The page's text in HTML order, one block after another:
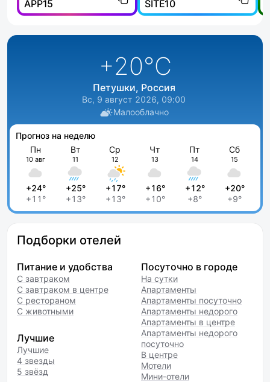
APP15 SITE10
+20°C
Петушки, Россия
Вс, 9 август 2026, 09:00
Малооблачно
Прогноз на неделю
Пн
10 авг
+24°
+11°
Вт
11
+25°
+13°
Ср
12
+17°
+13°
Чт
13
+16°
+10°
Пт
14
+12°
+8°
Сб
15
+20°
+9°
Подборки отелей
Питание и удобства
С завтраком
С завтраком в центре
С рестораном
С животными
Лучшие
Лучшие
4 звезды
5 звёзд
Посуточно в городе
На сутки
Апартаменты
Апартаменты посуточно
Апартаменты недорого
Апартаменты в центре
Апартаменты недорого
посуточно
В центре
Мотели
Мини-отели